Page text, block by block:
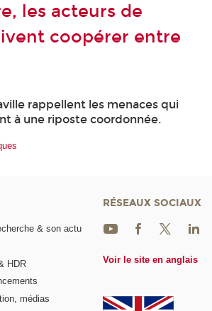
les acteurs de
coopérer entre
rappellent les menaces qui
à une riposte coordonnée.
& son actu
HDR
médias
RÉSEAUX SOCIAUX
Voir le site en anglais